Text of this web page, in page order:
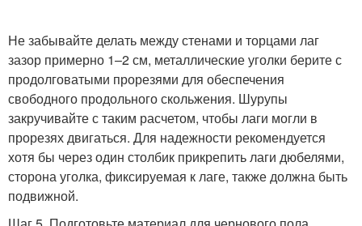
Не забывайте делать между стенами и торцами лаг
зазор примерно 1–2 см, металлические уголки берите с
продолговатыми прорезями для обеспечения
свободного продольного скольжения. Шурупы
закручивайте с таким расчетом, чтобы лаги могли в
прорезях двигаться. Для надежности рекомендуется
хотя бы через один столбик прикрепить лаги дюбелями,
сторона уголка, фиксируемая к лаге, также должна быть
подвижной.